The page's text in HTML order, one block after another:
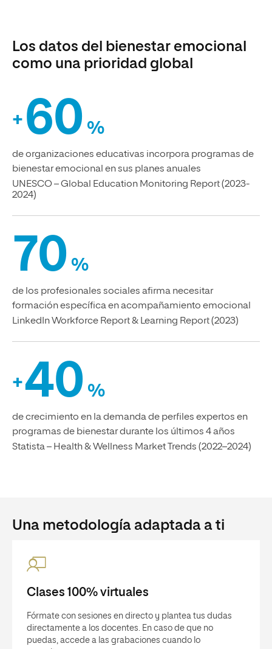
Los datos del bienestar emocional
como una prioridad global
+ 60 %
de organizaciones educativas incorpora programas de
bienestar emocional en sus planes anuales
UNESCO – Global Education Monitoring Report (2023-
2024)
70 %
de los profesionales sociales afirma necesitar
formación específica en acompañamiento emocional
LinkedIn Workforce Report & Learning Report (2023)
+40 %
de crecimiento en la demanda de perfiles expertos en
programas de bienestar durante los últimos 4 años
Statista – Health & Wellness Market Trends (2022–2024)
Una metodología adaptada a ti
Clases 100% virtuales
Fórmate con sesiones en directo y plantea tus dudas
directamente a los docentes. En caso de que no
puedas, accede a las grabaciones cuando lo